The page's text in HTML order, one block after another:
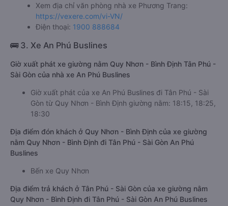
Xem địa chỉ văn phòng nhà xe Phương Trang:
https://vexere.com/vi-VN/
Điện thoại: 1900 888684
🚌 3. Xe An Phú Buslines
Giờ xuất phát xe giường nằm Quy Nhơn - Bình Định Tân Phú -
Sài Gòn của nhà xe An Phú Buslines
Giờ xuất phát của xe An Phú Buslines đi Tân Phú - Sài
Gòn từ Quy Nhơn - Bình Định giường nằm: 18:15, 18:25,
18:30
Địa điểm đón khách ở Quy Nhơn - Bình Định của xe giường
nằm Quy Nhơn - Bình Định đi Tân Phú - Sài Gòn An Phú
Buslines
Bến xe Quy Nhơn
Địa điểm trả khách ở Tân Phú - Sài Gòn của xe giường nằm
Quy Nhơn - Bình Định đi Tân Phú - Sài Gòn An Phú Buslines